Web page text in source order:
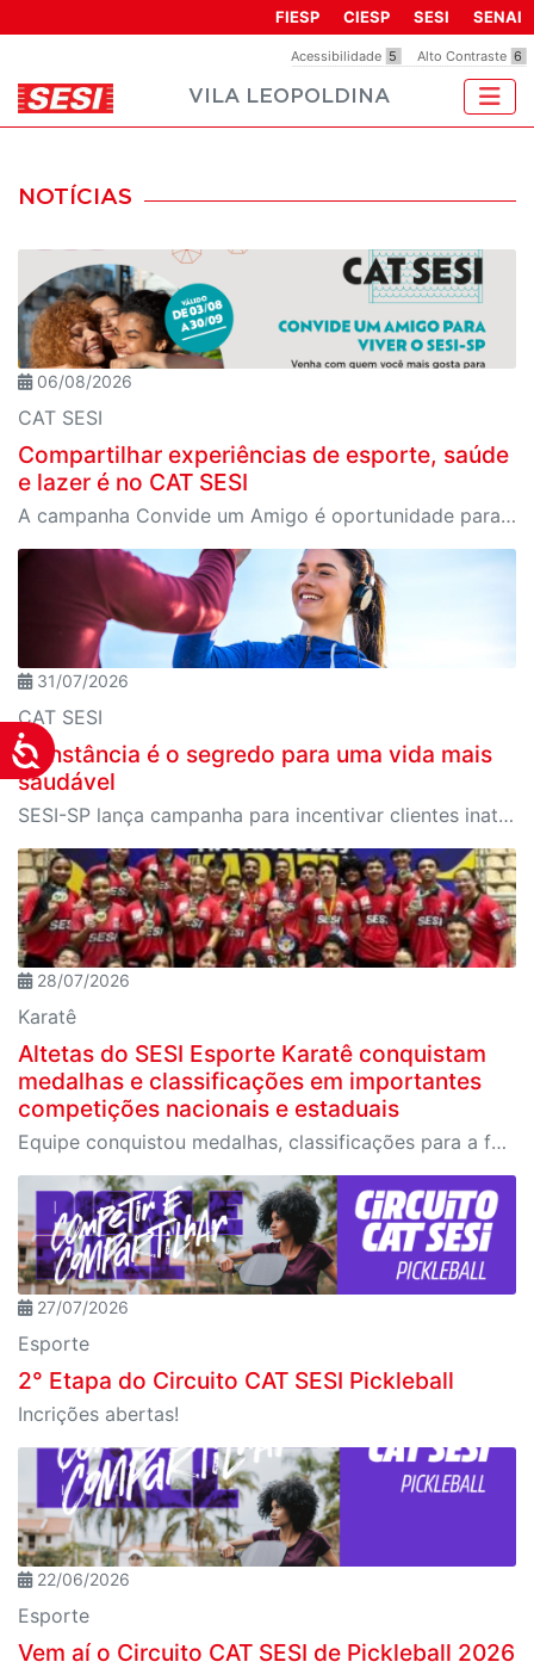
inclui
um
de
Acessibilidade
Acessibilidade 5 Alto Contraste 6
FIESP CIESP SESI SENAI
VILA LEOPOLDINA
NOTÍCIAS
06/08/2026
CAT SESI
Compartilhar experiências de esporte, saúde
e lazer é no CAT SESI
A campanha Convide um Amigo é oportunidade para reunir amigos para aproveitar juntos toda estrutura da unidade SESI-SP mais próxima. Os benefícios para clientes e convidados estão no regulamento.
31/07/2026
CAT SESI
Constância é o segredo para uma vida mais
saudável
SESI-SP lança campanha para incentivar clientes inativos a retomarem a prática de atividades físicas, esporte e lazer com benefícios exclusivos
28/07/2026
Karatê
Altetas do SESI Esporte Karatê conquistam
medalhas e classificações em importantes
competições nacionais e estaduais
Equipe conquistou medalhas, classificações para a fase final do Campeonato Brasileiro e importantes resultados em competições estaduais e nacionais.
27/07/2026
Esporte
2° Etapa do Circuito CAT SESI Pickleball
Incrições abertas!
22/06/2026
Esporte
Vem aí o Circuito CAT SESI de Pickleball 2026